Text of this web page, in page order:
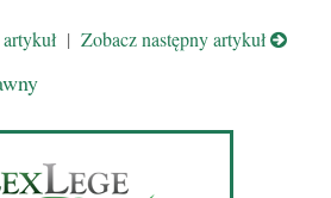
| Zobacz następny artykuł